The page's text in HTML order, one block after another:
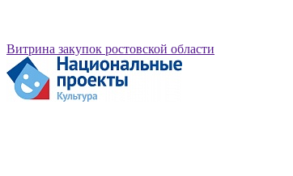
Витрина закупок ростовской области